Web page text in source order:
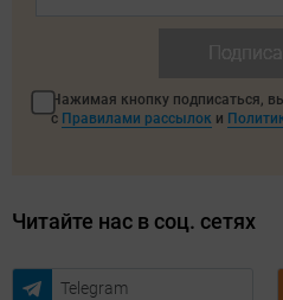
Нажимая кнопку подписаться,
с Правилами рассылок и
Читайте нас в соц. сетях
Telegram